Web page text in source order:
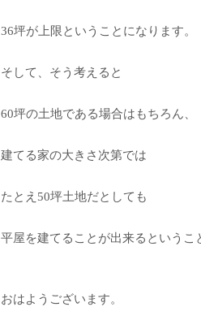
36坪が上限ということになります。
そして、そう考えると
60坪の土地である場合はもちろん、
建てる家の大きさ次第では
たとえ50坪土地だとしても
平屋を建てることが出来るというこ
おはようございます。